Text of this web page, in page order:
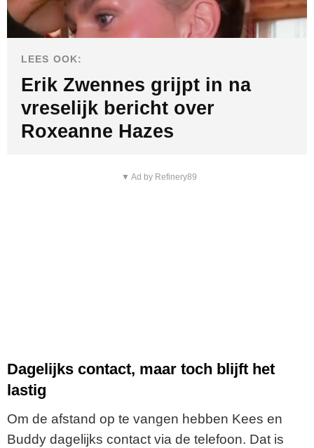
LEES OOK:
Erik Zwennes grijpt in na
vreselijk bericht over
Roxeanne Hazes
▼ Ad by Refinery89
Dagelijks contact, maar toch blijft het
lastig
Om de afstand op te vangen hebben Kees en
Buddy dagelijks contact via de telefoon. Dat is